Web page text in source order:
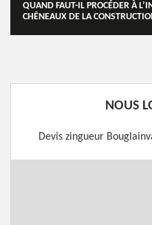
QUAND FAUT-IL PROCÉDER À
CHÊNEAUX DE LA
NOUS
Devis zingueur